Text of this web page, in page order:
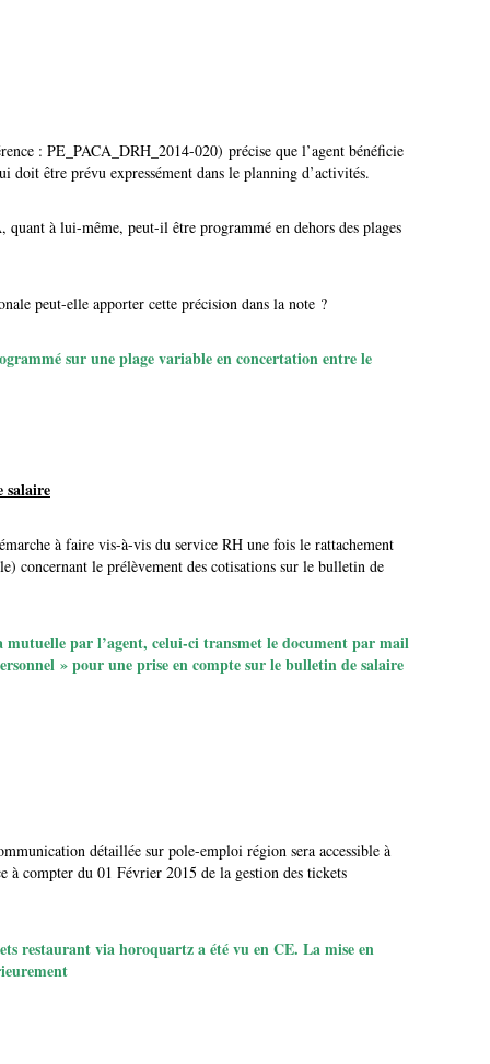
: PE_PACA_DRH_2014-020) précise que l’agent bénéficie
doit être prévu expressément dans le planning d’activités.
à lui-même, peut-il être programmé en dehors des plages
peut-elle apporter cette précision dans la note ?
sur une plage variable en concertation entre le
salaire
à faire vis-à-vis du service RH une fois le rattachement
concernant le prélèvement des cotisations sur le bulletin de
mutuelle par l’agent, celui-ci transmet le document par mail
» pour une prise en compte sur le bulletin de salaire
détaillée sur pole-emploi région sera accessible à
à compter du 01 Février 2015 de la gestion des tickets
restaurant via horoquartz a été vu en CE. La mise en